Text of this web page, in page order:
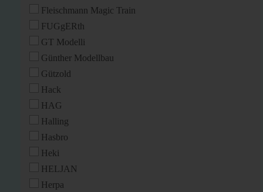
Fleischmann Magic Train
FUGgERth
GT Modelli
Günther Modellbau
Gützold
Hack
HAG
Halling
Hasbro
Heki
HELJAN
Herpa